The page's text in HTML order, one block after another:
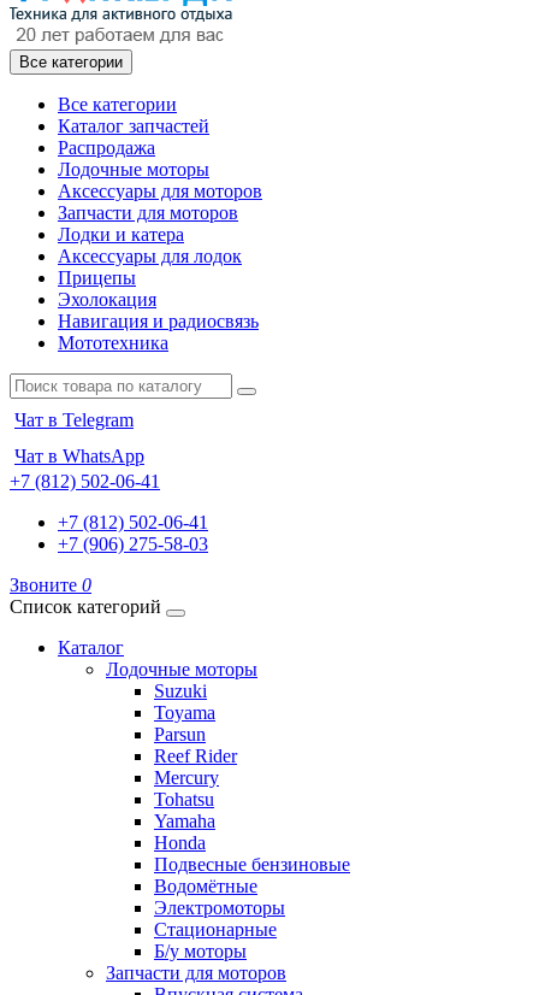
Все категории
Все категории
Каталог запчастей
Распродажа
Лодочные моторы
Аксессуары для моторов
Запчасти для моторов
Лодки и катера
Аксессуары для лодок
Прицепы
Эхолокация
Навигация и радиосвязь
Мототехника
Чат в Telegram
Чат в WhatsApp
+7 (812) 502-06-41
+7 (812) 502-06-41
+7 (906) 275-58-03
Звоните 0
Список категорий
Каталог
Лодочные моторы
Suzuki
Toyama
Parsun
Reef Rider
Mercury
Tohatsu
Yamaha
Honda
Подвесные бензиновые
Водомётные
Электромоторы
Стационарные
Б/у моторы
Запчасти для моторов